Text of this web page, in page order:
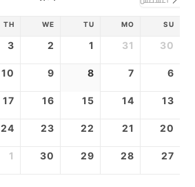
SU
MO
TU
WE
TH
30
31
1
2
3
6
7
8
9
10
13
14
15
16
17
20
21
22
23
24
27
28
29
30
1